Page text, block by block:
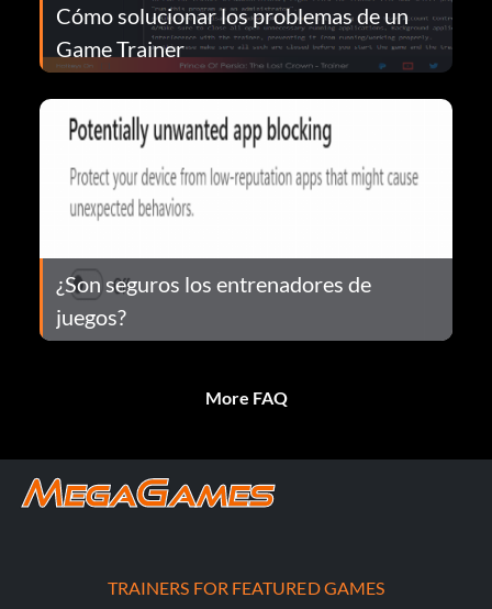
Cómo solucionar los problemas de un
Game Trainer
¿Son seguros los entrenadores de
juegos?
More FAQ
TRAINERS FOR FEATURED GAMES